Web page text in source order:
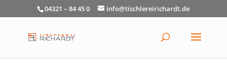
04321 – 84 45 0 info@tischlereirichardt.de